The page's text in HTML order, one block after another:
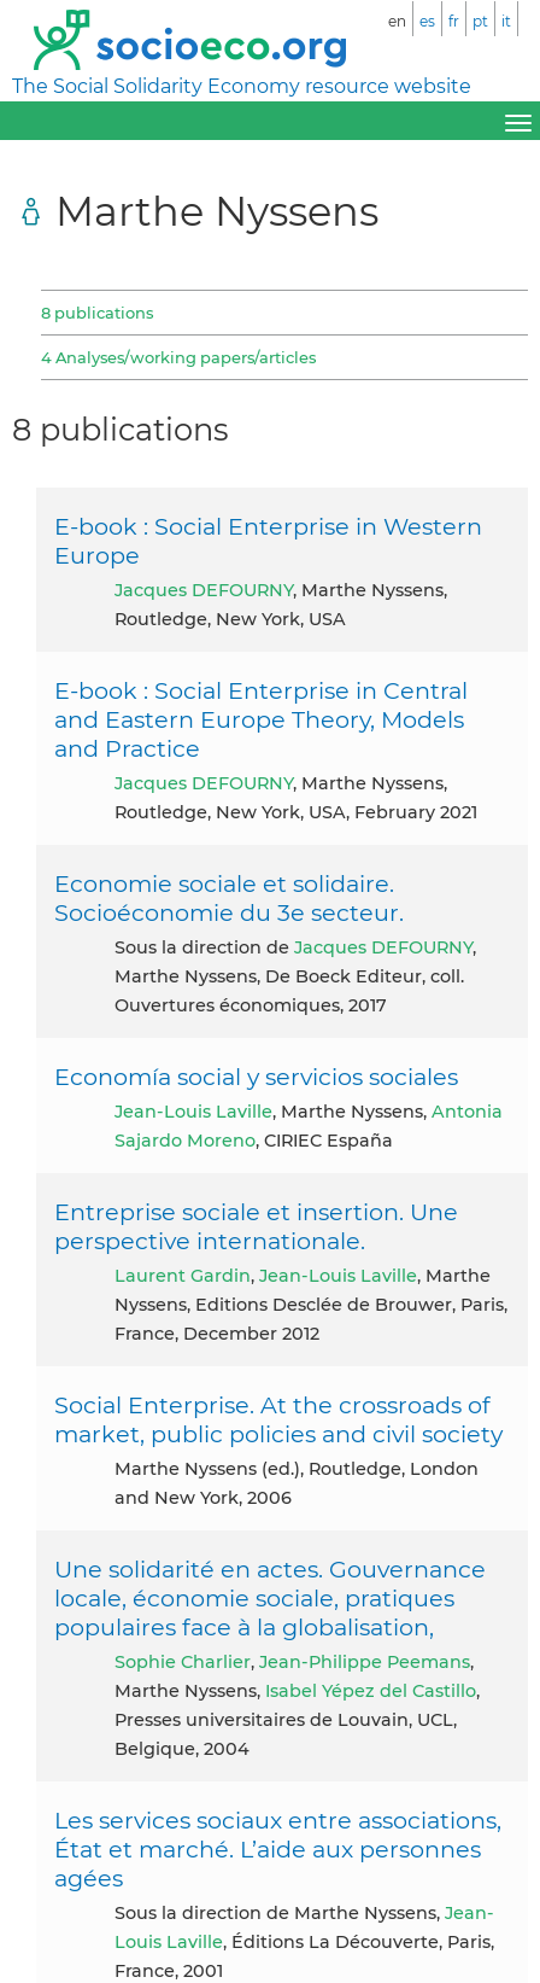
The Social Solidarity Economy resource website
en es fr pt it
Marthe Nyssens
8 publications
4 Analyses/working papers/articles
8 publications
E-book : Social Enterprise in Western
Europe
Jacques DEFOURNY, Marthe Nyssens,
Routledge, New York, USA
E-book : Social Enterprise in Central
and Eastern Europe Theory, Models
and Practice
Jacques DEFOURNY, Marthe Nyssens,
Routledge, New York, USA, February 2021
Economie sociale et solidaire.
Socioéconomie du 3e secteur.
Sous la direction de Jacques DEFOURNY,
Marthe Nyssens, De Boeck Editeur, coll.
Ouvertures économiques, 2017
Economía social y servicios sociales
Jean-Louis Laville, Marthe Nyssens, Antonia
Sajardo Moreno, CIRIEC España
Entreprise sociale et insertion. Une
perspective internationale.
Laurent Gardin, Jean-Louis Laville, Marthe
Nyssens, Editions Desclée de Brouwer, Paris,
France, December 2012
Social Enterprise. At the crossroads of
market, public policies and civil society
Marthe Nyssens (ed.), Routledge, London
and New York, 2006
Une solidarité en actes. Gouvernance
locale, économie sociale, pratiques
populaires face à la globalisation,
Sophie Charlier, Jean-Philippe Peemans,
Marthe Nyssens, Isabel Yépez del Castillo,
Presses universitaires de Louvain, UCL,
Belgique, 2004
Les services sociaux entre associations,
État et marché. L’aide aux personnes
agées
Sous la direction de Marthe Nyssens, Jean-
Louis Laville, Éditions La Découverte, Paris,
France, 2001